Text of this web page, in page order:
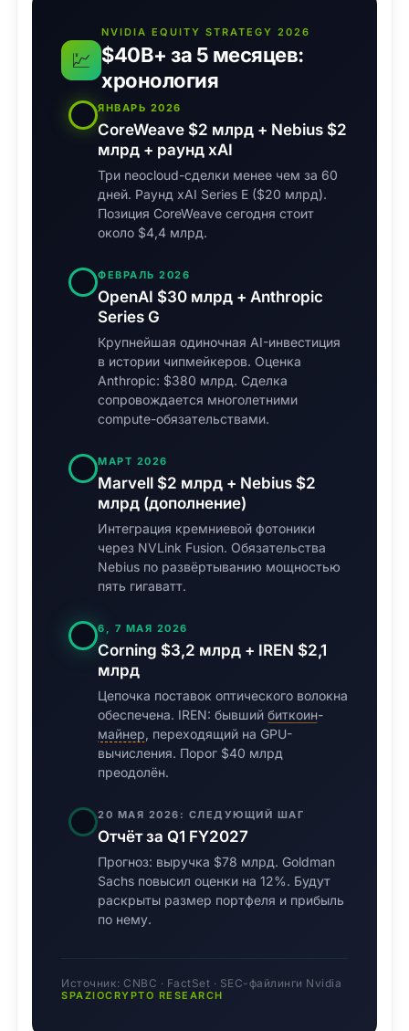
💹
NVIDIA EQUITY STRATEGY 2026
$40B+ за 5 месяцев:
хронология
ЯНВАРЬ 2026
CoreWeave $2 млрд + Nebius $2
млрд + раунд xAI
Три neocloud-сделки менее чем за 60
дней. Раунд xAI Series E ($20 млрд).
Позиция CoreWeave сегодня стоит
около $4,4 млрд.
ФЕВРАЛЬ 2026
OpenAI $30 млрд + Anthropic
Series G
Крупнейшая одиночная AI-инвестиция
в истории чипмейкеров. Оценка
Anthropic: $380 млрд. Сделка
сопровождается многолетними
compute-обязательствами.
МАРТ 2026
Marvell $2 млрд + Nebius $2
млрд (дополнение)
Интеграция кремниевой фотоники
через NVLink Fusion. Обязательства
Nebius по развёртыванию мощностью
пять гигаватт.
6, 7 МАЯ 2026
Corning $3,2 млрд + IREN $2,1
млрд
Цепочка поставок оптического волокна
обеспечена. IREN: бывший биткоин-
майнер, переходящий на GPU-
вычисления. Порог $40 млрд
преодолён.
20 МАЯ 2026: СЛЕДУЮЩИЙ ШАГ
Отчёт за Q1 FY2027
Прогноз: выручка $78 млрд. Goldman
Sachs повысил оценки на 12%. Будут
раскрыты размер портфеля и прибыль
по нему.
Источник: CNBC · FactSet · SEC-файлинги Nvidia
SPAZIOCRYPTO RESEARCH